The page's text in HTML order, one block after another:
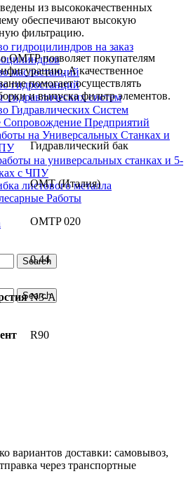
гидроцилиндров на заказ
маслостанций
гидростанций
систем
Гидравлических Систем
Сопровождение Предприятий
на Универсальных Станках и
на универсальных станках и 5-
с ЧПУ
листового металла
Работы
Search
Search
из высококачественных
обеспечивают высокую
фильтрацию.
OMTP позволяет покупателям
А качественное
помогает осуществлять
и выпуска фильтр элементов.
Гидравлический бак
OMT (Италия)
OMTP 020
0.44
N3-A
R90
вариантов доставки: самовывоз,
через транспортные